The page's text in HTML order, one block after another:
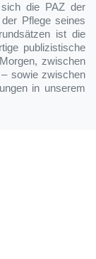
sich die PAZ der
Pflege seines
ist die
publizistische
zwischen
sowie zwischen
in unserem